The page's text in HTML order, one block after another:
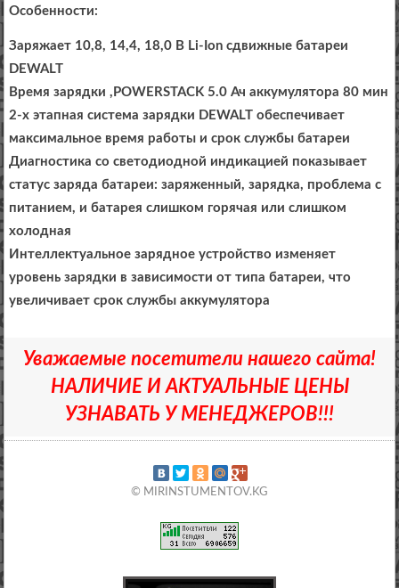
Особенности:
Заряжает 10,8, 14,4, 18,0 В Li-Ion сдвижные батареи
DEWALT
Время зарядки , POWERSTACK 5.0 Ач аккумулятора 80 мин
2-х этапная система зарядки DEWALT обеспечивает
максимальное время работы и срок службы батареи
Диагностика со светодиодной индикацией показывает
статус заряда батареи: заряженный, зарядка, проблема с
питанием, и батарея слишком горячая или слишком
холодная
Интеллектуальное зарядное устройство изменяет
уровень зарядки в зависимости от типа батареи, что
увеличивает срок службы аккумулятора
Уважаемые посетители нашего сайта!
НАЛИЧИЕ И АКТУАЛЬНЫЕ ЦЕНЫ
УЗНАВАТЬ У МЕНЕДЖЕРОВ!!!
© MIRINSTUMENTOV.KG